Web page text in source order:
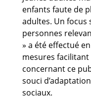
enfants faute de
adultes. Un focus
personnes
» a été effectué
mesures
concernant ce
souci
sociaux.